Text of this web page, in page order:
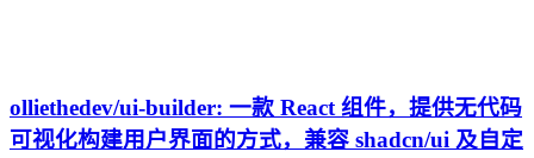
olliethedev/ui-builder: 一款 React 组件，提供无代码
可视化构建用户界面的方式，兼容 shadcn/ui 及自定